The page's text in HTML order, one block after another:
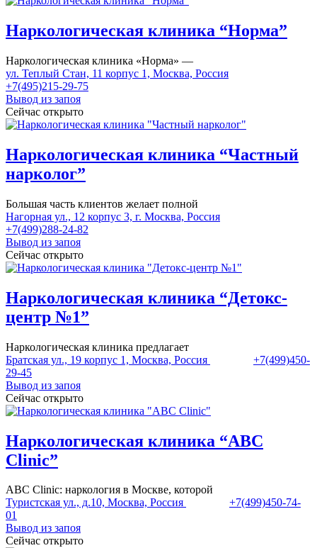
Наркологическая клиника “Норма”
Наркологическая клиника «Норма» —
ул. Теплый Стан, 11 корпус 1, Москва, Россия
+7(495)215-29-75
Вывод из запоя
Сейчас открыто
Наркологическая клиника “Частный
нарколог”
Большая часть клиентов желает полной
Нагорная ул., 12 корпус 3, г. Москва, Россия
+7(499)288-24-82
Вывод из запоя
Сейчас открыто
Наркологическая клиника “Детокс-
центр №1”
Наркологическая клиника предлагает
Братская ул., 19 корпус 1, Москва, Россия
+7(499)450-
29-45
Вывод из запоя
Сейчас открыто
Наркологическая клиника “ABC
Clinic”
ABC Clinic: наркология в Москве, которой
Туристская ул., д.10, Москва, Россия
+7(499)450-74-
01
Вывод из запоя
Сейчас открыто